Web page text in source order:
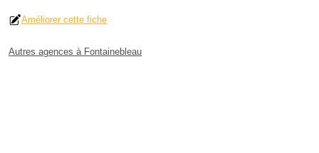
Améliorer cette fiche
Autres agences à Fontainebleau